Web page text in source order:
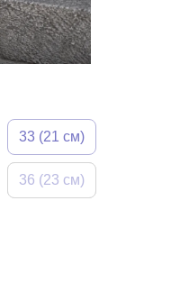
33 (21 см)
36 (23 см)